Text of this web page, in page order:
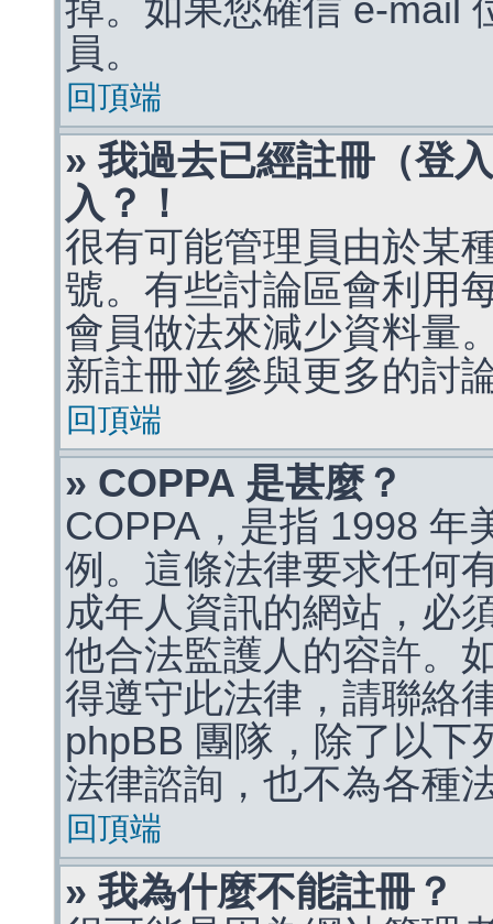
掉。如果您確信 e-mail
員。
回頂端
» 我過去已經註冊（登
入？！
很有可能管理員由於某
號。有些討論區會利用
會員做法來減少資料量
新註冊並參與更多的討
回頂端
» COPPA 是甚麼？
COPPA，是指 1998 年
例。這條法律要求任何
成年人資訊的網站，必
他合法監護人的容許。
得遵守此法律，請聯絡
phpBB 團隊，除了以下
法律諮詢，也不為各種
回頂端
» 我為什麼不能註冊？